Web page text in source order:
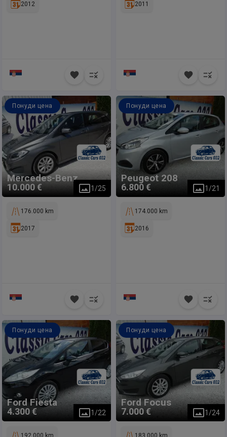
2012 2011
Mercedes-Benz
10.000 €
Понуди цена
1 /25
176.000 km
2017
Peugeot 208
6.800 €
Понуди цена
1 /21
174.000 km
2016
Ford Fiesta
4.300 €
Понуди цена
1 /22
Ford Focus
7.000 €
Понуди цена
1 /24